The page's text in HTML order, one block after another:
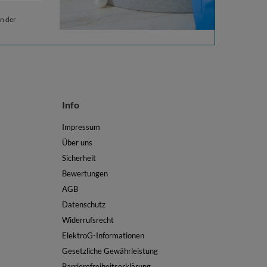
der
Info
Impressum
Über uns
Sicherheit
Bewertungen
AGB
Datenschutz
Widerrufsrecht
ElektroG-Informationen
Gesetzliche Gewährleistung